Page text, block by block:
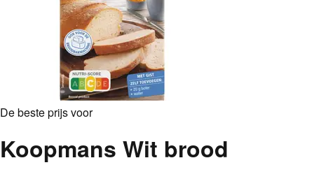
De beste prijs voor
Koopmans Wit brood